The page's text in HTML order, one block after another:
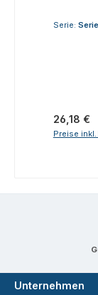
Serie:
Regulärer
26,18 €
Preise
Unternehmen